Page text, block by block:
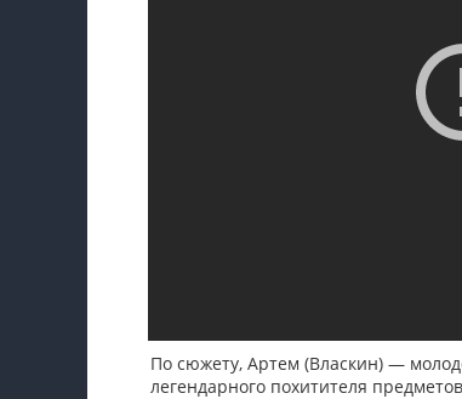
По сюжету, Артем (Власкин) —
легендарного похитителя